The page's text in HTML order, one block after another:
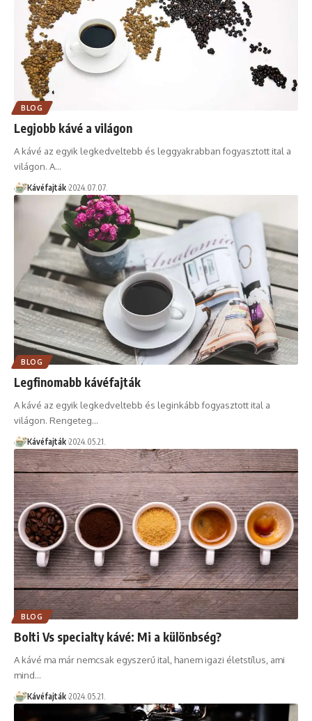
BLOG
Legjobb kávé a világon
A kávé az egyik legkedveltebb és leggyakrabban fogyasztott ital a
világon. A…
Kávéfajták 2024.07.07.
BLOG
Legfinomabb kávéfajták
A kávé az egyik legkedveltebb és leginkább fogyasztott ital a
világon. Rengeteg…
Kávéfajták 2024.05.21.
BLOG
Bolti Vs specialty kávé: Mi a különbség?
A kávé ma már nemcsak egyszerű ital, hanem igazi életstílus, ami
mind…
Kávéfajták 2024.05.21.